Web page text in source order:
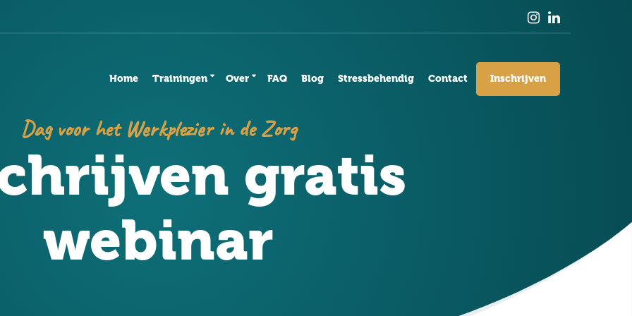
Home Trainingen Over FAQ Blog Stressbehendig Contact Inschrijven
Dag voor het Werkplezier in de Zorg
gratis
webinar